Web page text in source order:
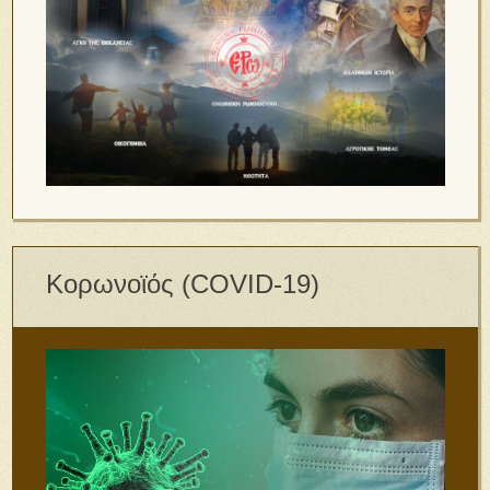
Κορωνοϊός (COVID-19)